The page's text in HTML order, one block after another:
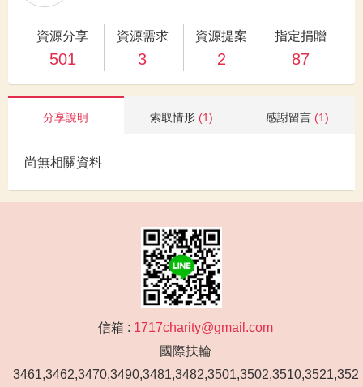
資源分享
501
資源需求
3
資源提案
2
指定捐贈
87
分享說明 索取情形 (1) 感謝留言 (1)
尚無相關資料
信箱 : 1717charity@gmail.com
國際扶輪
3461,3462,3470,3490,3481,3482,3501,3502,3510,3521,352